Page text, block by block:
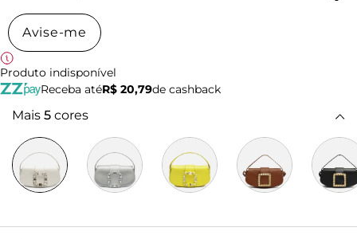
Avise-me
Produto indisponível
Receba atéR$ 20,79de cashback
Mais 5 cores